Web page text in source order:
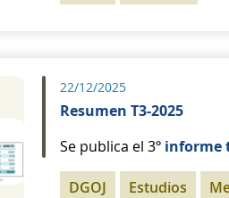
22/12/2025
Resumen T3-2025
Se publica el 3º
DGOJ Estudios